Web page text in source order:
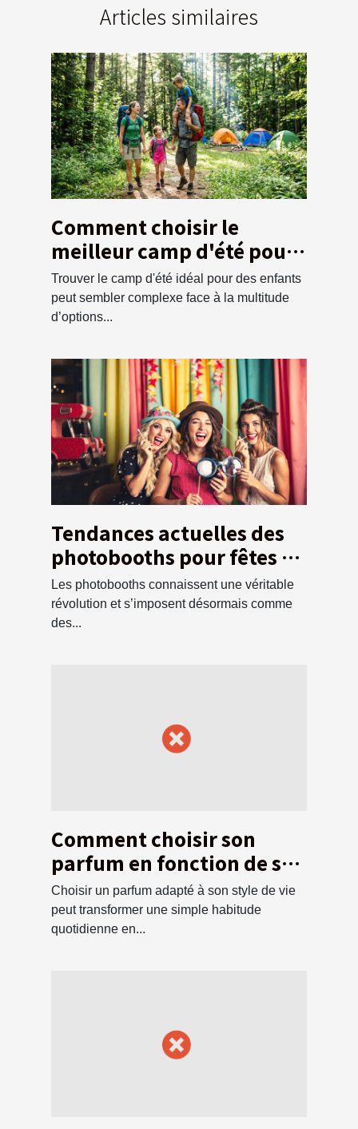
Articles similaires
Comment choisir le
meilleur camp d'été pour
vos enfants ?
Trouver le camp d'été idéal pour des enfants
peut sembler complexe face à la multitude
d’options...
Tendances actuelles des
photobooths pour fêtes et
événements
Les photobooths connaissent une véritable
révolution et s’imposent désormais comme
des...
Comment choisir son
parfum en fonction de son
style de vie ?
Choisir un parfum adapté à son style de vie
peut transformer une simple habitude
quotidienne en...